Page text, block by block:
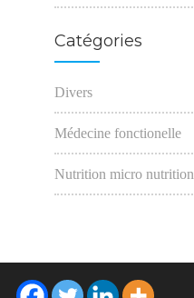
Catégories
Divers
Médecine fonctionelle
Nutrition micro nutrition